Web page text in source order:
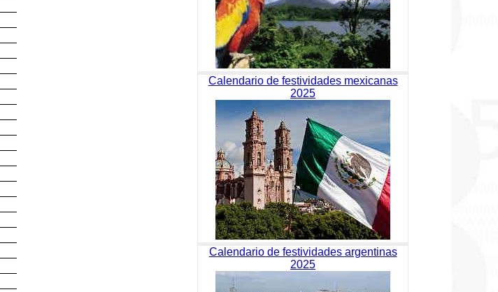
Calendario de festividades mexicanas
2025
Calendario de festividades argentinas
2025